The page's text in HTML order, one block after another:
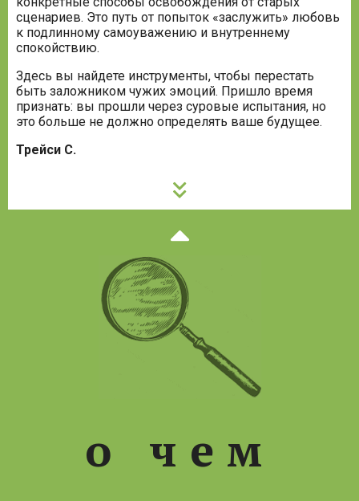
сценариев. Это путь от попыток «заслужить» любовь
к подлинному самоуважению и внутреннему
спокойствию.
Здесь вы найдете инструменты, чтобы перестать
быть заложником чужих эмоций. Пришло время
признать: вы прошли через суровые испытания, но
это больше не должно определять ваше будущее.
Трейси С.
слайд
о чем